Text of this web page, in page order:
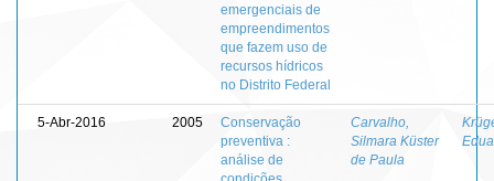
emergenciais de
empreendimentos
que fazem uso de
recursos hídricos
no Distrito Federal
5-Abr-2016 2005
Conservação
preventiva :
análise de
Carvalho,
Silmara Küster
de Paula